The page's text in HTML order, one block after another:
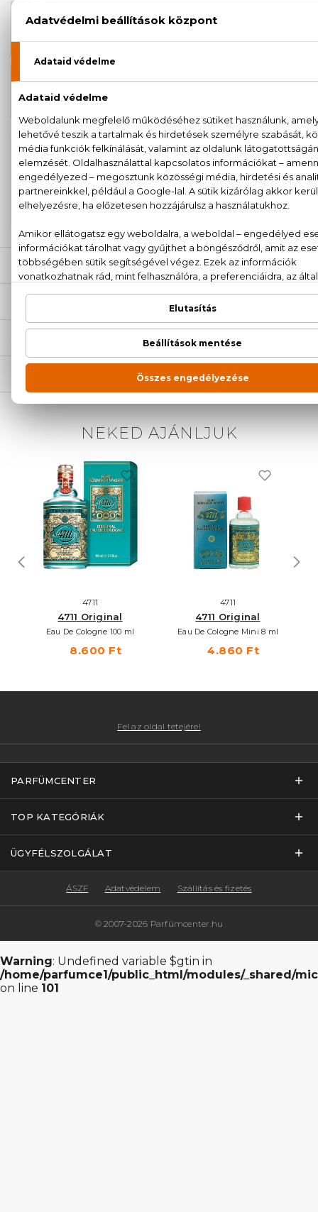
Ki-Power Veg Hajszerkezet-
újjáépítő záró maszk 1000 ml
100% eredeti termékek, 14 napos visszaküldési
garanciával
Kérdésed van, elakadtál? Hívd ügyfélszolgálatunkat:+36
20 779 1924
LEÍRÁS
NEKED AJÁNLJUK
4711
4711 Original
Eau De Cologne 100 ml
8.600 Ft
4711
4711 Original
Eau De Cologne Mini 8 ml
4.860 Ft
Fel az oldal tetejére!
PARFÜMCENTER
TOP KATEGÓRIÁK
ÜGYFÉLSZOLGÁLAT
© 2007-2026 Parfümcenter.hu
ÁSZF Adatvédelem Szállítás és fizetés
Warning: Undefined variable $gtin in
/home/parfumce1/public_html/modules/_shared/
on line 101